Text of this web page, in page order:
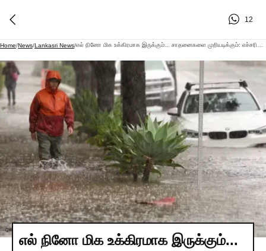
12
Home/News/Lankasri News/
எல் நினோ மிக உக்கிரமாக இருக்கும்...